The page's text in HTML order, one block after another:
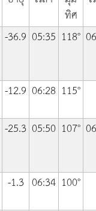
ทิศ
-36.9 05:35 118°
-12.9 06:28 115°
-25.3 05:50 107°
-1.3 06:34 100°